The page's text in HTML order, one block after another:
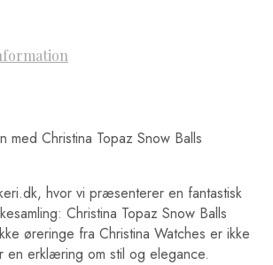
Christina Topaz Snow Balls
hvor vi præsenterer en fantastisk
Christina Topaz Snow Balls
øreringe fra Christina Watches er ikke
en erklæring om stil og elegance.